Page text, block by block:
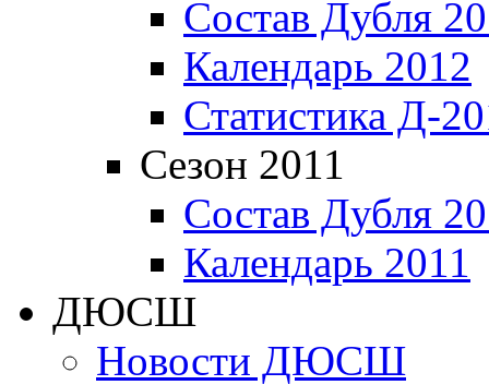
Состав Дубля
Календарь 2012
Статистика Д-
Сезон 2011
Состав Дубля
Календарь 2011
ДЮСШ
Новости ДЮСШ